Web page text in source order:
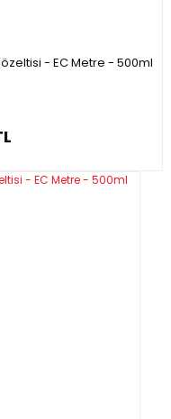
- EC Metre - 500ml